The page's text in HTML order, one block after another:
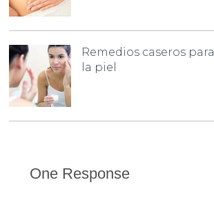
Remedios caseros
la piel
One Response